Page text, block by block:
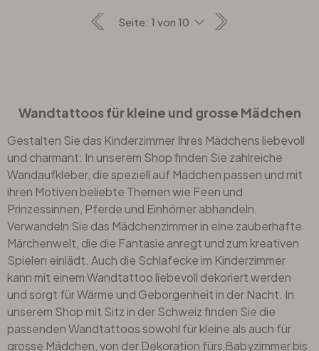
Wandtattoos für kleine und grosse Mädchen
Gestalten Sie das Kinderzimmer Ihres Mädchens liebevoll
und charmant: In unserem Shop finden Sie zahlreiche
Wandaufkleber, die speziell auf Mädchen passen und mit
ihren Motiven beliebte Themen wie Feen und
Prinzessinnen, Pferde und Einhörner abhandeln.
Verwandeln Sie das Mädchenzimmer in eine zauberhafte
Märchenwelt, die die Fantasie anregt und zum kreativen
Spielen einlädt. Auch die Schlafecke im Kinderzimmer
kann mit einem Wandtattoo liebevoll dekoriert werden
und sorgt für Wärme und Geborgenheit in der Nacht. In
unserem Shop mit Sitz in der Schweiz finden Sie die
passendenWandtattoossowohl für kleine als auch für
grosse Mädchen, von der Dekoration fürs Babyzimmer bis